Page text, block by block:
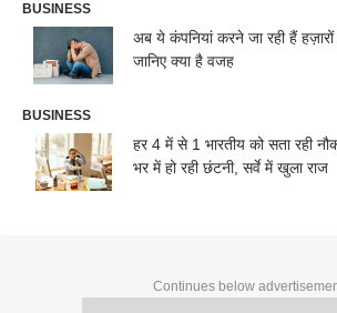
BUSINESS
अब ये कंपनियां करने जा रही हैं हज़ारों
जानिए क्या है वजह
BUSINESS
हर 4 में से 1 भारतीय को सता रही
भर में हो रही छंटनी, सर्वे में खुला राज
Continues below